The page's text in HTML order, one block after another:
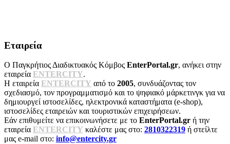
Εταιρεία
Ο Παγκρήτιος Διαδικτυακός Κόμβος EnterPortal.gr, ανήκει στην
εταιρεία ENTERCITY.
Η εταιρεία ENTERCITY από το 2005, συνδυάζοντας τον
σχεδιασμό, τον προγραμματισμό και το ψηφιακό μάρκετινγκ για να
δημιουργεί ιστοσελίδες, ηλεκτρονικά καταστήματα (e-shop),
ιστοσελίδες εταιρειών και τουριστικών επιχειρήσεων.
Εάν επιθυμείτε να επικοινωνήσετε με το EnterPortal.gr ή την
εταιρεία ENTERCITY καλέστε μας στο: 2810322319 ή στείλτε
μας e-mail στο: info@entercity.gr